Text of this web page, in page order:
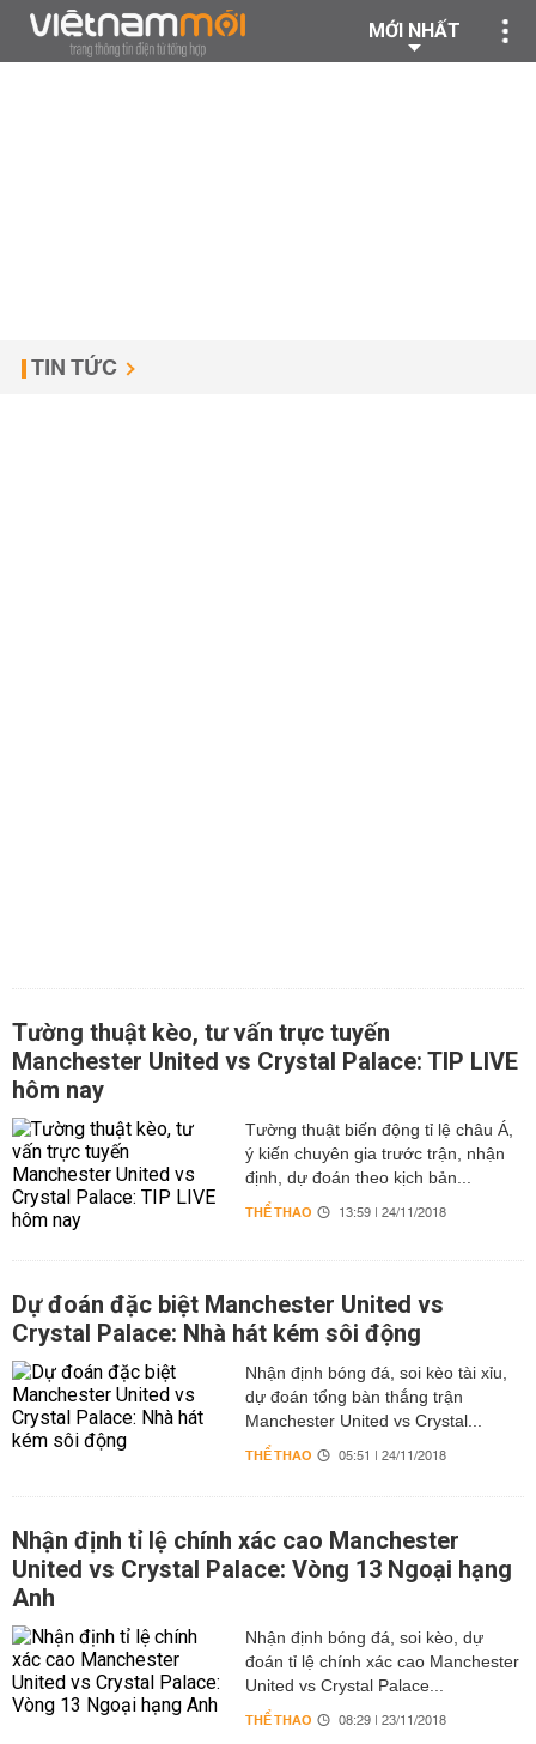
MỚI NHẤT
TIN TỨC
Tường thuật kèo, tư vấn trực tuyến
Manchester United vs Crystal Palace: TIP LIVE
hôm nay
Tường thuật biến động tỉ lệ châu Á,
ý kiến chuyên gia trước trận, nhận
định, dự đoán theo kịch bản...
THỂ THAO 13:59 | 24/11/2018
Dự đoán đặc biệt Manchester United vs
Crystal Palace: Nhà hát kém sôi động
Nhận định bóng đá, soi kèo tài xỉu,
dự đoán tổng bàn thắng trận
Manchester United vs Crystal...
THỂ THAO 05:51 | 24/11/2018
Nhận định tỉ lệ chính xác cao Manchester
United vs Crystal Palace: Vòng 13 Ngoại hạng
Anh
Nhận định bóng đá, soi kèo, dự
đoán tỉ lệ chính xác cao Manchester
United vs Crystal Palace...
THỂ THAO 08:29 | 23/11/2018